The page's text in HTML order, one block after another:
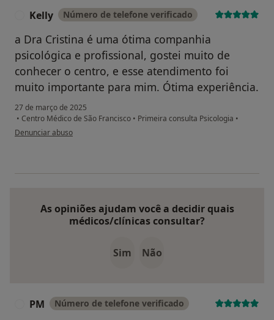
Kelly Número de telefone verificado
a Dra Cristina é uma ótima companhia
psicológica e profissional, gostei muito de
conhecer o centro, e esse atendimento foi
muito importante para mim. Ótima experiência.
27 de março de 2025
• Centro Médico de São Francisco • Primeira consulta Psicologia •
na opinião do utilizador Kelly
Denunciar abuso
As opiniões ajudam você a decidir quais
médicos/clínicas consultar?
Sim Não
PM Número de telefone verificado